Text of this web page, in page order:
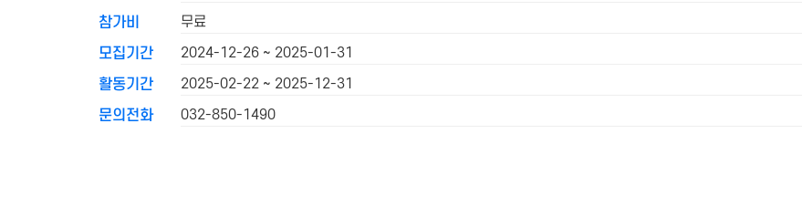
참가비
무료
모집기간
2024-12-26 ~ 2025-01-31
활동기간
2025-02-22 ~ 2025-12-31
문의전화
032-850-1490